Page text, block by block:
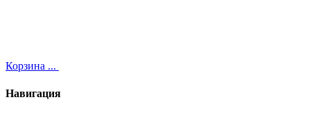
Корзина ...
Навигация